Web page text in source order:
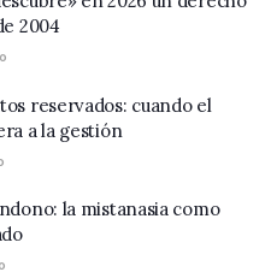
2004
0
reservados: cuando el
a la gestión
la mistanasia como
0